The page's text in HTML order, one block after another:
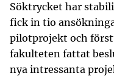
Söktrycket har
fick in tio
pilotprojekt och
fakulteten fattat
nya intressanta